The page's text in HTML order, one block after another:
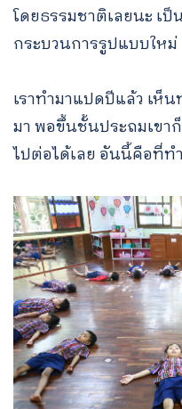
โดยธรรมชาติเลยนะ เ
กระบวนการรูปแบบใหม่
เราทำมาแปดปีแล้ว เ
มา พอขึ้นชั้นประถมเขา
ไปต่อได้เลย อันนี้คือที่ท